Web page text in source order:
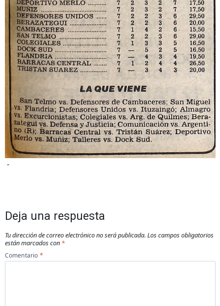
-
Deja una respuesta
Tu dirección de correo electrónico no será publicada. Los campos obligatorios
están marcados con *
Comentario *